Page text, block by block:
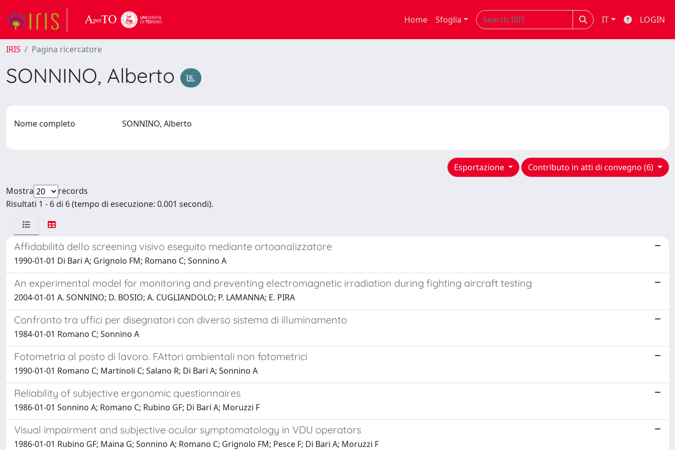
Home Sfoglia IT LOGIN
IRIS Pagina ricercatore
SONNINO, Alberto
Nome completo SONNINO, Alberto
Contributo in atti di convegno (6)
Esportazione
Mostra
records
Risultati 1 - 6 di 6 (tempo di esecuzione: 0.001 secondi).
Affidabilità dello screening visivo eseguito mediante ortoanalizzatore
1990-01-01 Di Bari A; Grignolo FM; Romano C; Sonnino A
An experimental model for monitoring and preventing electromagnetic irradiation during fighting aircraft testing
2004-01-01 A. SONNINO; D. BOSIO; A. CUGLIANDOLO; P. LAMANNA; E. PIRA
Confronto tra uffici per disegnatori con diverso sistema di illuminamento
1984-01-01 Romano C; Sonnino A
Fotometria al posto di lavoro. FAttori ambientali non fotometrici
1990-01-01 Romano C; Martinoli C; Salano R; Di Bari A; Sonnino A
Reliability of subjective ergonomic questionnaires
1986-01-01 Sonnino A; Romano C; Rubino GF; Di Bari A; Moruzzi F
Visual impairment and subjective ocular symptomatology in VDU operators
1986-01-01 Rubino GF; Maina G; Sonnino A; Romano C; Grignolo FM; Pesce F; Di Bari A; Moruzzi F